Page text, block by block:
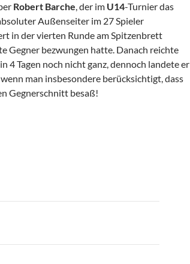
Robert Barche, der im U14-Turnier das
Außenseiter im 27 Spieler
in der vierten Runde am Spitzenbrett
Gegner bezwungen hatte. Danach reichte
Tagen noch nicht ganz, dennoch landete er
man insbesondere berücksichtigt, dass
Gegnerschnitt besaß!